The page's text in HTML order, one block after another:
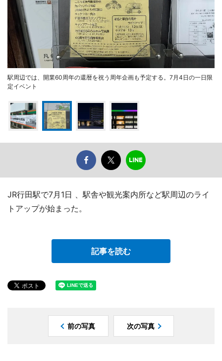
駅周辺では、開業60周年の還暦を祝う周年企画も予定する。7月4日の一日限
定イベント
JR行田駅で7月1日 、駅舎や観光案内所など駅周辺のライ
トアップが始まった。
記事を読む
前の写真 次の写真